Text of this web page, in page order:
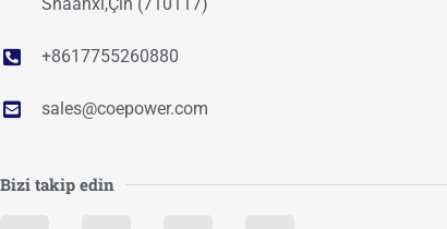
+8617755260880
sales@coepower.com
Bizi takip edin